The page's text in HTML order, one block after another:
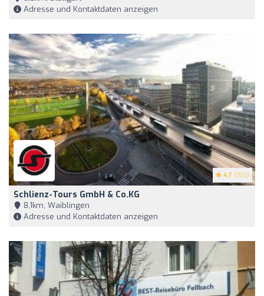
Adresse und Kontaktdaten anzeigen
4.7 (155)
Schlienz-Tours GmbH & Co.KG
8,1km, Waiblingen
Adresse und Kontaktdaten anzeigen